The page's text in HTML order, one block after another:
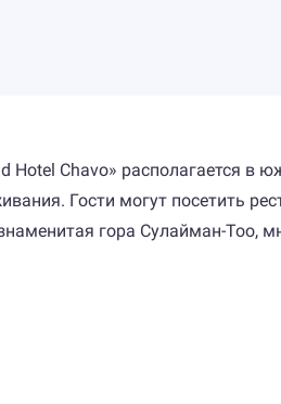
Hotel Chavo» располагается
Гости могут посетить
гора Сулайман-Тоо,